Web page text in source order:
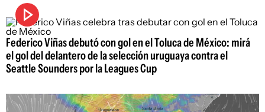
Federico Viñas debutó con gol en el Toluca de México: mirá
el gol del delantero de la selección uruguaya contra el
Seattle Sounders por la Leagues Cup